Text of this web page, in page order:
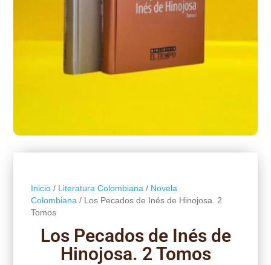
Inicio/ Literatura Colombiana / Novela
Colombiana / Los Pecados de Inés de Hinojosa. 2
Tomos
Los Pecados de Inés de
Hinojosa. 2 Tomos